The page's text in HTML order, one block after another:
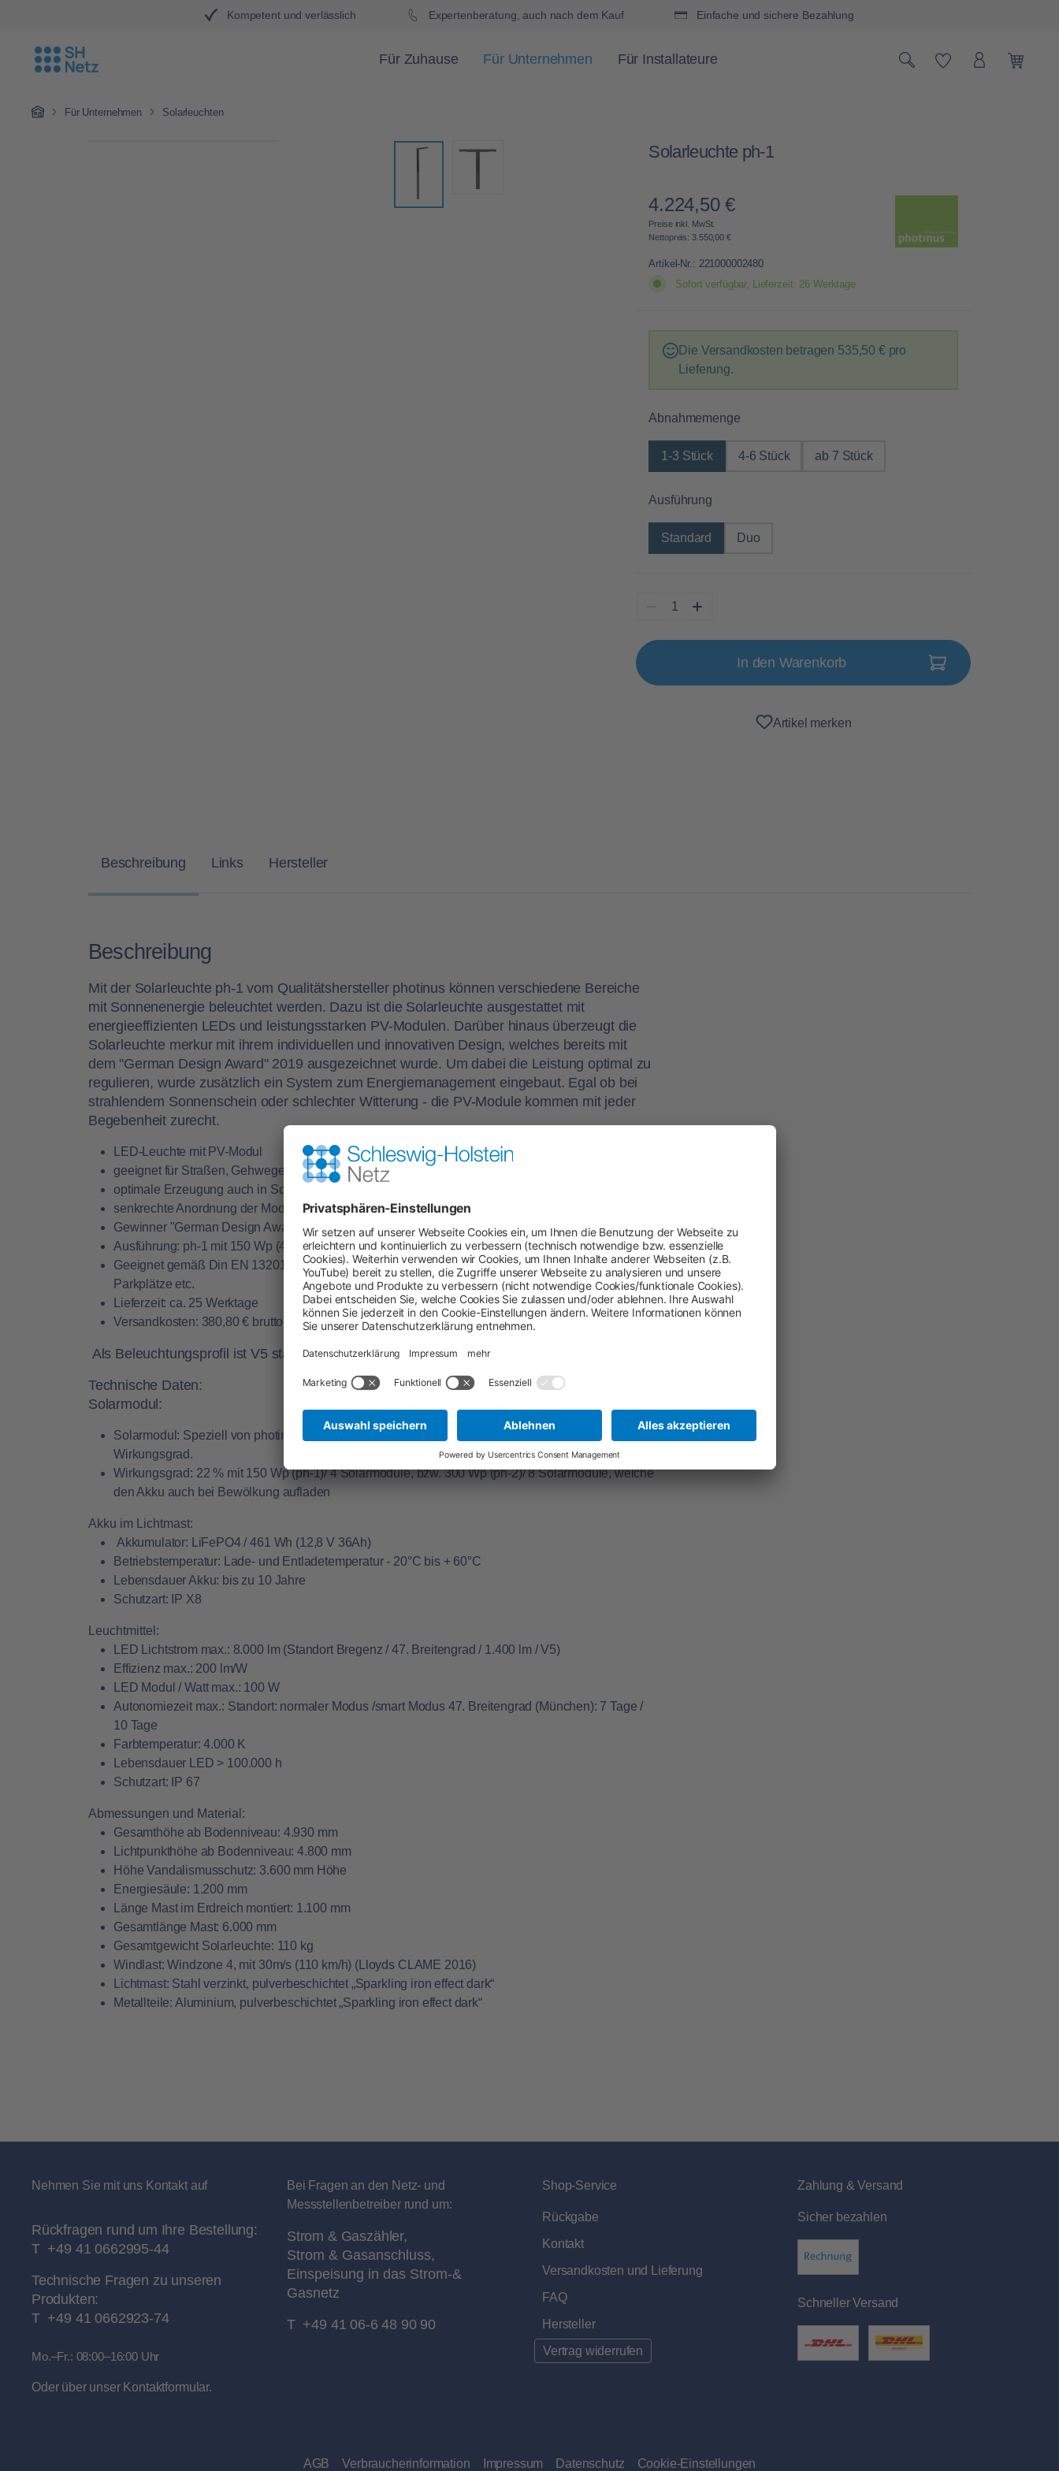
Kompetent und verlässlich Expertenberatung, auch nach dem Kauf Einfache und sichere Bezahlung
Für Zuhause Für Unternehmen Für Installateure Du hast 0
HomeFür Unternehmen Solarleuchten
Solarleuchte ph-1
Regulärer Preis:
4.224,50 €
Preise inkl. MwSt.
Nettopreis: 3.550,00 €
Artikel-Nr.: 221000002480
Sofort verfügbar, Lieferzeit: 26 Werktage
Die Versandkosten betragen 535,50 € pro
Lieferung.
Abnahmemengeauswählen
1-3 Stück 4-6 Stück ab 7 Stück
Ausführungauswählen
Standard Duo
In den Warenkorb
Artikel merken
Beschreibung Links Hersteller
Beschreibung
Mit der Solarleuchte ph-1 vom Qualitätshersteller photinus können verschiedene Bereiche
mit Sonnenenergie beleuchtet werden. Dazu ist die Solarleuchte ausgestattet mit
energieeffizienten LEDs und leistungsstarken PV-Modulen. Darüber hinaus überzeugt die
Solarleuchte merkur mit ihrem individuellen und innovativen Design, welches bereits mit
dem "German Design Award" 2019 ausgezeichnet wurde. Um dabei die Leistung optimal zu
regulieren, wurde zusätzlich ein System zum Energiemanagement eingebaut. Egal ob bei
strahlendem Sonnenschein oder schlechter Witterung - die PV-Module kommen mit jeder
Begebenheit zurecht.
LED-Leuchte mit PV-Modul
geeignet für Straßen, Gehwege, Parkplätze
optimale Erzeugung auch in Schlechtwetterregionen
senkrechte Anordnung der Module: keine Leistungsminderung durch Ablagerungen
Gewinner "German Design Award" 2019
Ausführung: ph-1 mit 150 Wp (4 Solarmodule)
Geeignet gemäß Din EN 13201 für Wohn- und Nebenstraßen, Rad- und Gehwege sowie
Parkplätze etc.
Lieferzeit: ca. 25 Werktage
Versandkosten: 380,80 € brutto
Als Beleuchtungsprofil ist V5 standardmäßig hinterlegt, andere Profile sind wählbar.
Technische Daten:
Solarmodul:
Solarmodul: Speziell von photinus verarbeitete monokristalline Siliziumzellen mit einzigartigem
Wirkungsgrad.
Wirkungsgrad: 22 % mit 150 Wp (ph-1)/ 4 Solarmodule, bzw. 300 Wp (ph-2)/ 8 Solarmodule, welche
den Akku auch bei Bewölkung aufladen
Akku im Lichtmast:
Akkumulator: LiFePO4 / 461 Wh (12,8 V 36Ah)
Betriebstemperatur: Lade- und Entladetemperatur - 20°C bis + 60°C
Lebensdauer Akku: bis zu 10 Jahre
Schutzart: IP X8
Leuchtmittel:
LED Lichtstrom max.: 8.000 lm (Standort Bregenz / 47. Breitengrad / 1.400 lm / V5)
Effizienz max.: 200 lm/W
LED Modul / Watt max.: 100 W
Autonomiezeit max.: Standort: normaler Modus /smart Modus 47. Breitengrad (München): 7 Tage /
10 Tage
Farbtemperatur: 4.000 K
Lebensdauer LED > 100.000 h
Schutzart: IP 67
Abmessungen und Material:
Gesamthöhe ab Bodenniveau: 4.930 mm
Lichtpunkthöhe ab Bodenniveau: 4.800 mm
Höhe Vandalismusschutz: 3.600 mm Höhe
Energiesäule: 1.200 mm
Länge Mast im Erdreich montiert: 1.100 mm
Gesamtlänge Mast: 6.000 mm
Gesamtgewicht Solarleuchte: 110 kg
Windlast: Windzone 4, mit 30m/s (110 km/h) (Lloyds CLAME 2016)
Lichtmast: Stahl verzinkt, pulverbeschichtet „Sparkling iron effect dark“
Metallteile: Aluminium, pulverbeschichtet „Sparkling iron effect dark“
Nehmen Sie mit uns Kontakt auf
Rückfragen rund um Ihre Bestellung:
T +49 41 0662995-44
Technische Fragen zu unseren
Produkten:
T +49 41 0662923-74
Mo.–Fr.: 08:00–16:00 Uhr
Oder über unser Kontaktformular.
Bei Fragen an den Netz- und
Messstellenbetreiber rund um:
Strom & Gaszähler,
Strom & Gasanschluss,
Einspeisung in das Strom-&
Gasnetz
T +49 41 06-6 48 90 90
Shop-Service
Rückgabe
Kontakt
Versandkosten und Lieferung
FAQ
Hersteller
Vertrag widerrufen
Zahlung & Versand
Sicher bezahlen
Schneller Versand
AGB Verbraucherinformation Impressum Datenschutz Cookie-Einstellungen